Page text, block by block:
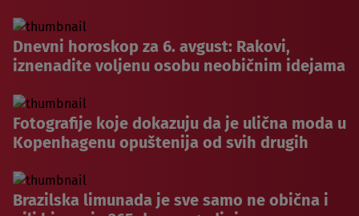
Dnevni horoskop za 6. avgust: Rakovi,
iznenadite voljenu osobu neobičnim idejama
Fotografije koje dokazuju da je ulična moda u
Kopenhagenu opuštenija od svih drugih
Brazilska limunada je sve samo ne obična i